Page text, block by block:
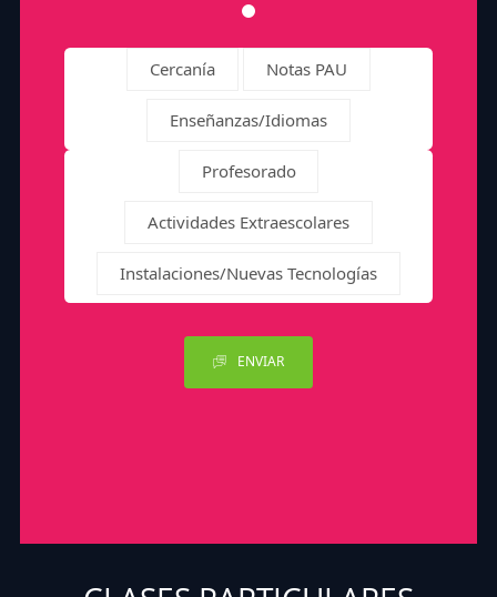
Cercanía Notas PAU
Enseñanzas/Idiomas
Profesorado
Actividades Extraescolares
Instalaciones/Nuevas Tecnologías
ENVIAR